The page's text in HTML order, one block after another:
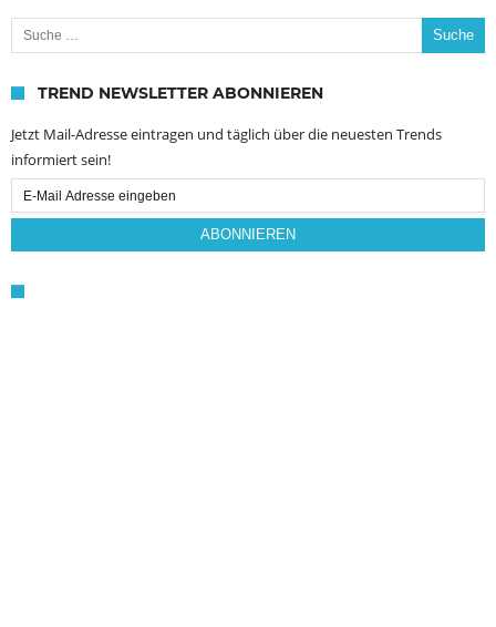
Suche nach:
TREND NEWSLETTER ABONNIEREN
Jetzt Mail-Adresse eintragen und täglich über die neuesten Trends
informiert sein!
Email
Subscription
ABONNIEREN